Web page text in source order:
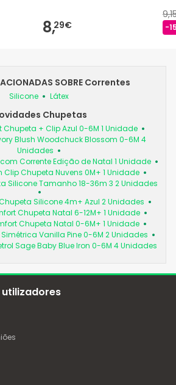
8,29€ -
SOBRE Correntes
Silicone Látex
Chupetas
Chupeta + Clip Azul 0-6M 1 Unidade
Blush Woodchuck Blossom 0-6M 4
Unidades
Corrente Edição de Natal 1 Unidade
Clip Chupeta Nuvens 0M+ 1 Unidade
Silicone Tamanho 18-36m 3 2 Unidades
Silicone 4m+ Azul 2 Unidades
Chupeta Natal 6-12M+ 1 Unidade
Chupeta Natal 0-6M+ 1 Unidade
Vanilla Pine 0-6M 2 Unidades
Sage Baby Blue Iron 0-6M 4 Unidades
utilizadores